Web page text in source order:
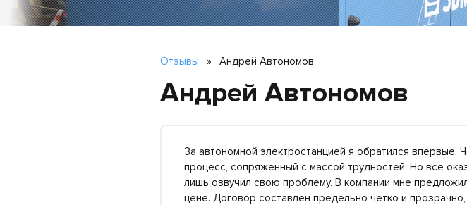
Отзывы » Андрей Автономов
Андрей Автономов
За автономной электростанцией я обратился
процесс, сопряженный с массой трудностей. Но все
лишь озвучил свою проблему. В компании мне
цене. Договор составлен предельно четко и